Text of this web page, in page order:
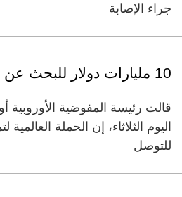
جراء الإصابة
10 مليارات دولار للبحث عن علاج ولقاح "كورونا"
قالت رئيسة المفوضية الأوروبية
اليوم الثلاثاء، إن الحملة العالمية
للتوصل